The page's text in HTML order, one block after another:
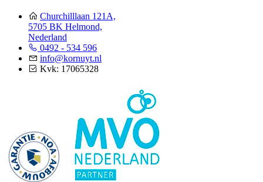
Churchilllaan 121A,
5705 BK Helmond,
Nederland
0492 - 534 596
info@kornuyt.nl
Kvk: 17065328